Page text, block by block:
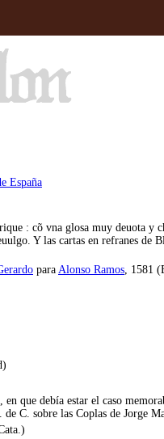
España
: cõ vna glosa muy deuota y
Y las cartas en refranes
para Alonso Ramos, 1581
que debía estar el caso
C. sobre las Coplas de Jorge